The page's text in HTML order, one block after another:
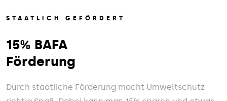
STAATLICH GEFÖRDERT
15% BAFA
Förderung
Durch staatliche Förderung macht Umweltschutz